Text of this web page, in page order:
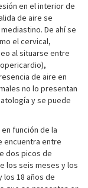
en el interior de
de aire se
De ahí se
el cervical,
al situarse entre
de aire en
no lo presentan
y se puede
función de la
encuentra entre
dos picos de
los seis meses y los
los 18 años de